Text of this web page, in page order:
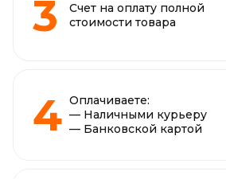
Счет на оплату полной
стоимости товара
Оплачиваете:
— Наличными курьеру
— Банковской картой